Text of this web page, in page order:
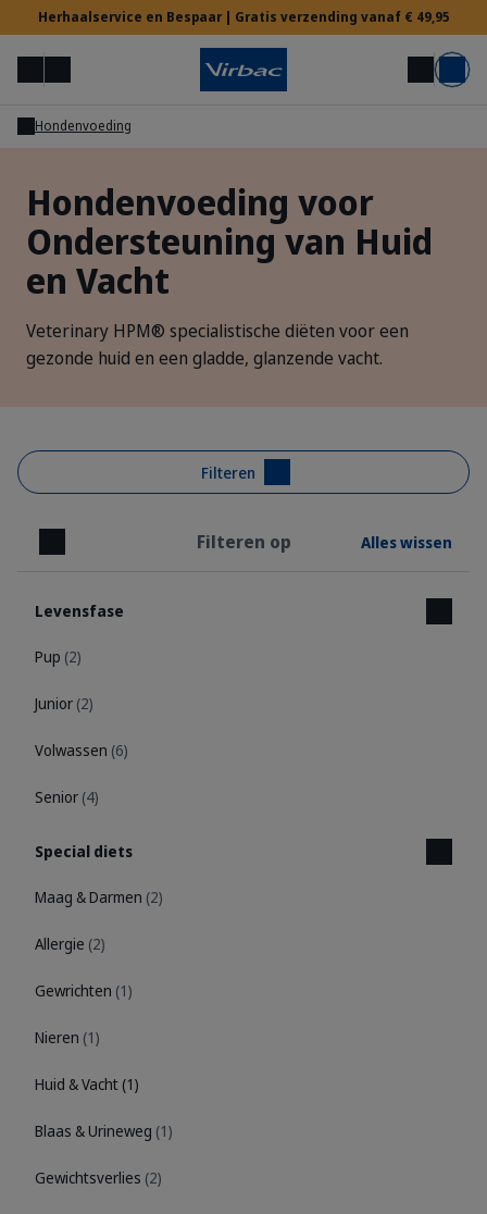
Herhaalservice en Bespaar | Gratis verzending vanaf € 49,95
MenuZoek op Mijn account Mand
Hulp nodig?
Hondenvoeding
Hondenvoeding voor
Ondersteuning van Huid
en Vacht
Veterinary HPM® specialistische diëten voor een
gezonde huid en een gladde, glanzende vacht.
Filteren
Sluiten Filteren op Alles wissen
Levensfase
Pup (2)
Junior (2)
Volwassen (6)
Senior (4)
Special diets
Maag & Darmen (2)
Allergie (2)
Gewrichten (1)
Nieren (1)
Huid & Vacht (1)
Blaas & Urineweg (1)
Gewichtsverlies (2)